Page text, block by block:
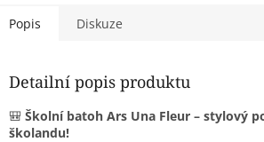
Popis Diskuze
Detailní popis produktu
🎒 Školní batoh Ars Una Fleur – stylový
školandu!